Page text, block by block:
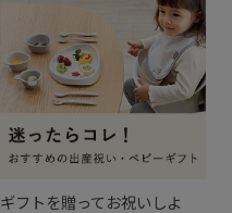
ギフトを贈ってお祝いしよ